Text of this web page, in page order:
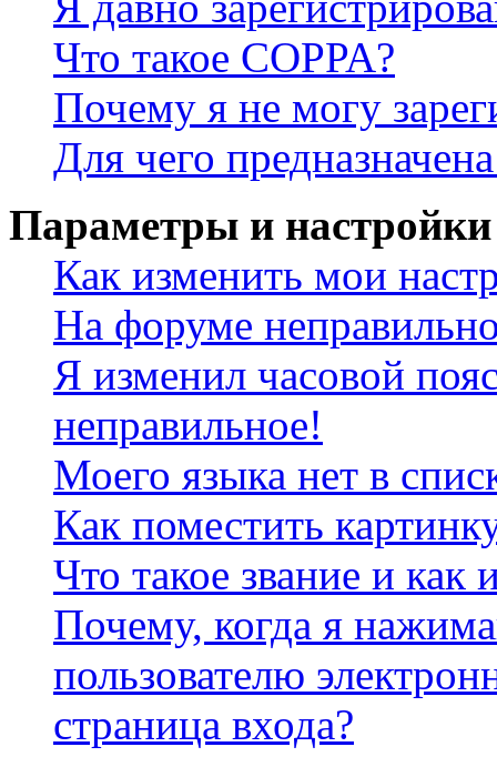
Что такое COPPA?
Почему я не могу
Для чего
Параметры и настройки
Как изменить мои
На форуме
Я изменил часовой
неправильное!
Моего языка нет в
Как поместить
Что такое звание и как
Почему, когда я
пользователю
страница входа?